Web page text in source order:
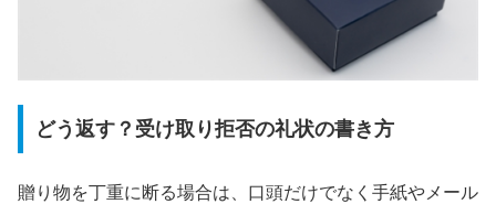
どう返す？受け取り拒否の礼状の書き方
贈り物を丁重に断る場合は、口頭だけでなく手紙やメール